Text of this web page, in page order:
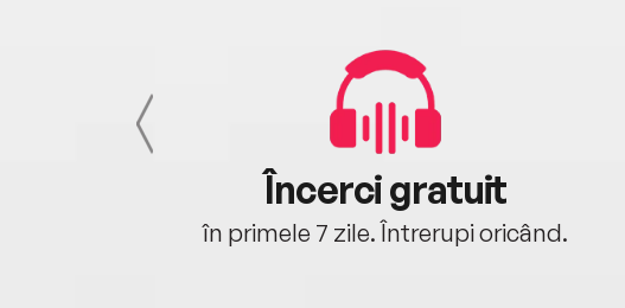
Încerci gratuit
în primele 7 zile. Întrerupi oricând.